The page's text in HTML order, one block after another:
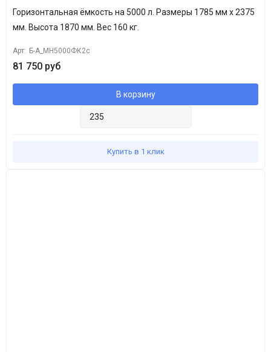
Горизонтальная ёмкость на 5000 л. Размеры 1785 мм х 2375
мм. Высота 1870 мм. Вес 160 кг.
Арт: Б-А_МН5000ФК2с
81 750 руб
В корзину
Купить в 1 клик